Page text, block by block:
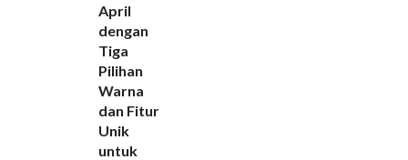
April
dengan
Tiga
Pilihan
Warna
dan Fitur
Unik
untuk